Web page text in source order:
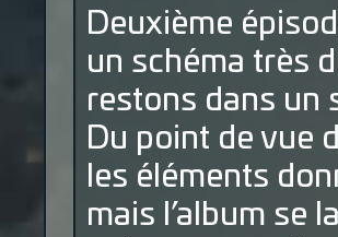
Deuxième
un schéma très
restons dans un
Du point de vue
les éléments
mais l’album se